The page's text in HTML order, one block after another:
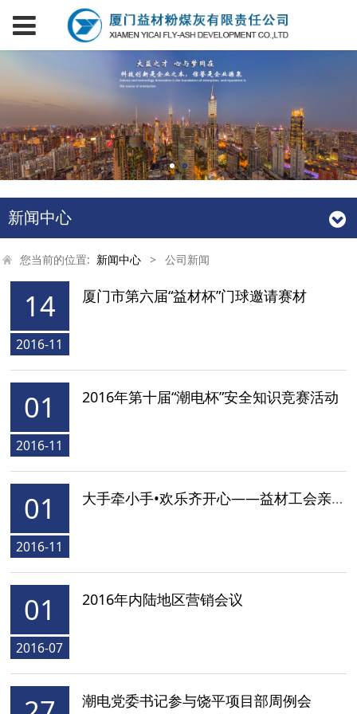
新闻中心
您当前的位置: 新闻中心 > 公司新闻
14
2016-11
厦门市第六届“益材杯”门球邀请赛材
01
2016-11
2016年第十届“潮电杯”安全知识竞赛活动
01
2016-11
大手牵小手•欢乐齐开心——益材工会亲子趣味活动
01
2016-07
2016年内陆地区营销会议
潮电党委书记参与饶平项目部周例会